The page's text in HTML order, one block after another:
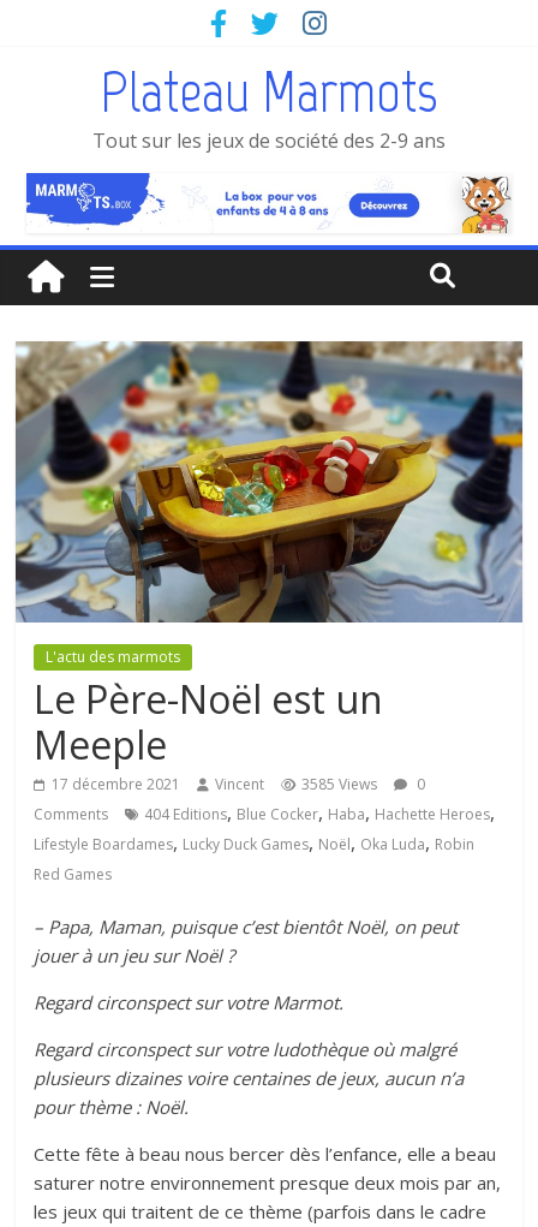
Plateau Marmots
Tout sur les jeux de société des 2-9 ans
L'actu des marmots
Le Père-Noël est un
Meeple
17 décembre 2021 Vincent 3585 Views
0
Comments
404 Editions, Blue Cocker, Haba, Hachette Heroes,
Lifestyle Boardames, Lucky Duck Games, Noël, Oka Luda, Robin
Red Games
– Papa, Maman, puisque c’est bientôt Noël, on peut
jouer à un jeu sur Noël ?
Regard circonspect sur votre Marmot.
Regard circonspect sur votre ludothèque où malgré
plusieurs dizaines voire centaines de jeux, aucun n’a
pour thème : Noël.
Cette fête à beau nous bercer dès l’enfance, elle a beau
saturer notre environnement presque deux mois par an,
les jeux qui traitent de ce thème (parfois dans le cadre